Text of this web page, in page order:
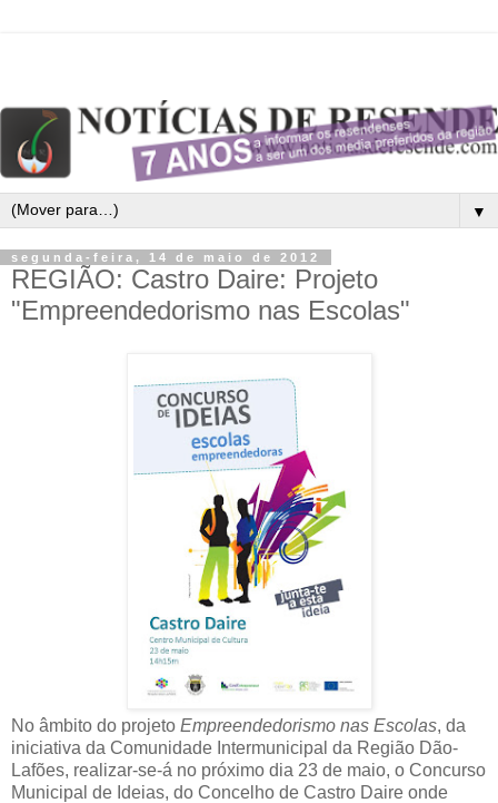
▼
segunda-feira, 14 de maio de 2012
REGIÃO: Castro Daire: Projeto
"Empreendedorismo nas Escolas"
No âmbito do projeto Empreendedorismo nas Escolas, da
iniciativa da Comunidade Intermunicipal da Região Dão-
Lafões, realizar-se-á no próximo dia 23 de maio, o Concurso
Municipal de Ideias, do Concelho de Castro Daire onde